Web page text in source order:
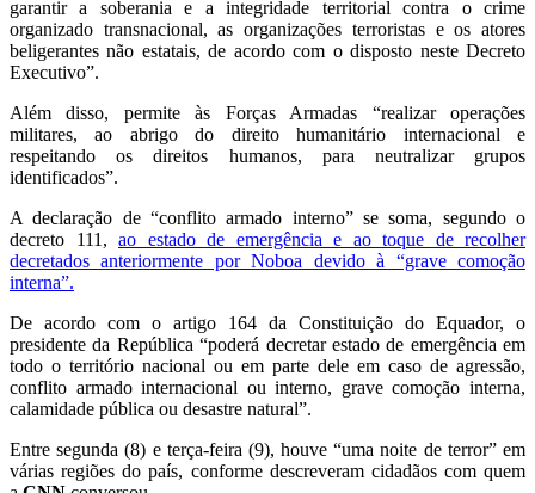
garantir a soberania e a integridade territorial contra o crime
organizado transnacional, as organizações terroristas e os atores
beligerantes não estatais, de acordo com o disposto neste Decreto
Executivo”.
Além disso, permite às Forças Armadas “realizar operações
militares, ao abrigo do direito humanitário internacional e
respeitando os direitos humanos, para neutralizar grupos
identificados”.
A declaração de “conflito armado interno” se soma, segundo o
decreto 111, ao estado de emergência e ao toque de recolher
decretados anteriormente por Noboa devido à “grave comoção
interna”.
De acordo com o artigo 164 da Constituição do Equador, o
presidente da República “poderá decretar estado de emergência em
todo o território nacional ou em parte dele em caso de agressão,
conflito armado internacional ou interno, grave comoção interna,
calamidade pública ou desastre natural”.
Entre segunda (8) e terça-feira (9), houve “uma noite de terror” em
várias regiões do país, conforme descreveram cidadãos com quem